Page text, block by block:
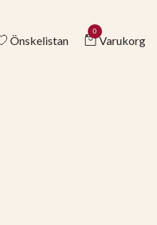
Önskelistan
0
Varukorg